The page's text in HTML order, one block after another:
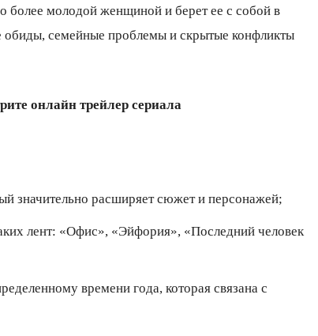
более молодой женщиной и берет ее с собой в
обиды, семейные проблемы и скрытые конфликты
онлайн трейлер сериала
значительно расширяет сюжет и персонажей;
лент: «Офис», «Эйфория», «Последний человек
времени года, которая связана с